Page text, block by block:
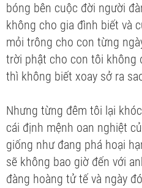
bóng bên cuộc đời người
không cho gia đình biết và
mỏi trông cho con từng
trời phật cho con tôi không
thì không biết xoay sở ra
Nhưng từng đêm tôi lại
cái định mệnh oan nghiệt
giống như đang phá hoại
sẽ không bao giờ đến với
đàng hoàng tử tế và ngày